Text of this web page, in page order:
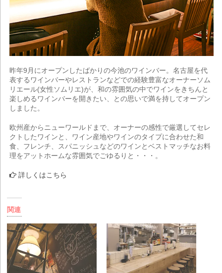
昨年9月にオープンしたばかりの今池のワインバー。名古屋を代
表するワインバーやレストランなどでの経験豊富なオーナーソム
リエール(女性ソムリエ)が、和の雰囲気の中でワインをきちんと
楽しめるワインバーを開きたい、との思いで満を持してオープン
しました。
欧州産からニューワールドまで、オーナーの感性で厳選してセレ
クトしたワインと、ワイン産地やワインのタイプに合わせた和
食、フレンチ、スパニッシュなどのワインとベストマッチなお料
理をアットホームな雰囲気でごゆるりと・・・。
詳しくはこちら
関連